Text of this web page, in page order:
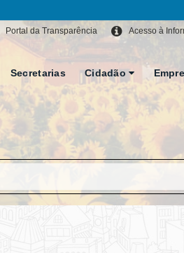
Acesso à
Portal da Transparência
Secretarias Cidadão